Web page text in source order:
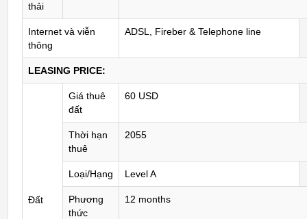
thải
Internet và viễn
thông
ADSL, Fireber & Telephone line
LEASING PRICE:
Đất
Giá thuê
đất
60 USD
Thời hạn
thuê
2055
Loại/Hạng Level A
Phương
thức
12 months